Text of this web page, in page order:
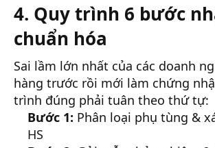
4. Quy trình 6 bước
chuẩn hóa
Sai lầm lớn nhất của các doanh
hàng trước rồi mới làm chứng
trình đúng phải tuân theo thứ tự:
Bước 1: Phân loại phụ tùng &
HS